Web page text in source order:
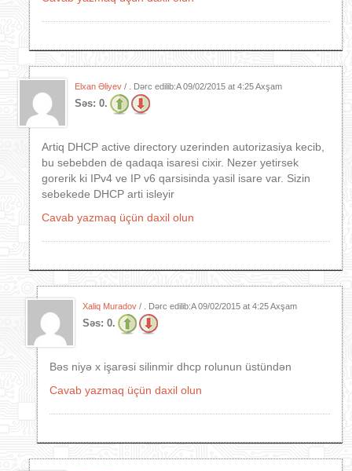
Elxan Əliyev / . Dərc edilib:A09/02/2015 at 4:25 Axşam
Səs: 0.
Artiq DHCP active directory uzerinden autorizasiya kecib,
bu sebebden de qadaqa isaresi cixir. Nezer yetirsek
gorerik ki IPv4 ve IP v6 qarsisinda yasil isare var. Sizin
sebekede DHCP arti isleyir
Cavab yazmaq üçün daxil olun
Xaliq Muradov / . Dərc edilib:A09/02/2015 at 4:25 Axşam
Səs: 0.
Bəs niyə x işarəsi silinmir dhcp rolunun üstündən
Cavab yazmaq üçün daxil olun